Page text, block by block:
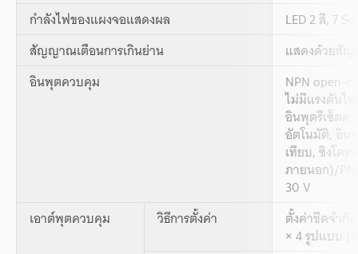
กำลังไฟของแผงจอแสดงผล
LED 2 สี, 7
สัญญาณเตือนการเกินย่าน
แสดงด้วยสัญ
อินพุตควบคุม
NPN open-
ไม่มีแรงดัน
อินพุตรีเซ็ตค่
อัตโนมัติ, อิน
เทียบ, ซิงโค
ภายนอก)/
30 V
เอาต์พุตควบคุม
วิธีการตั้งค่า ตั้งค่าขีดจำกั
× 4 รูปแบบ (